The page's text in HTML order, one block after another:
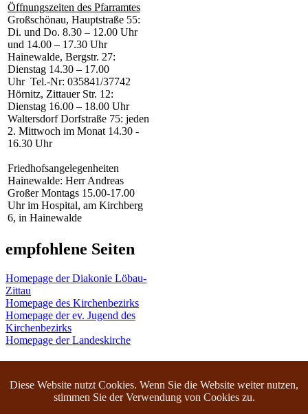
Öffnungszeiten des Pfarramtes
Großschönau, Hauptstraße 55:
Di. und Do. 8.30 – 12.00 Uhr
und 14.00 – 17.30 Uhr
Hainewalde, Bergstr. 27:
Dienstag 14.30 – 17.00
Uhr Tel.-Nr: 035841/37742
Hörnitz, Zittauer Str. 12:
Dienstag 16.00 – 18.00 Uhr
Waltersdorf Dorfstraße 75: jeden
2. Mittwoch im Monat 14.30 -
16.30 Uhr
Friedhofsangelegenheiten
Hainewalde: Herr Andreas
Großer Montags 15.00-17.00
Uhr im Hospital, am Kirchberg
6, in Hainewalde
empfohlene Seiten
Homepage der Diakonie Löbau-
Zittau
Homepage des Kirchenbezirks
Homepage der ev. Jugend des
Kirchenbezirks
Homepage der Landeskirche
(C) 2008 - 2026 - Copyright by Frank Schaaf / Kirche Großschönau
Diese Website nutzt Cookies. Wenn Sie die Website weiter nutzen,
stimmen Sie der Verwendung von Cookies zu.